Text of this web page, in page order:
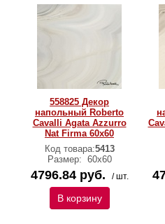
558825 Декор
напольный Roberto
Cavalli Agata Azzurro
Nat Firma 60x60
Код товара:5413
Размер: 60х60
4796.84 руб. / шт.
В корзину